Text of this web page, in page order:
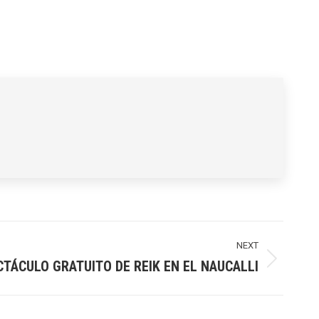
NEXT
GRATUITO DE REIK EN EL NAUCALLI